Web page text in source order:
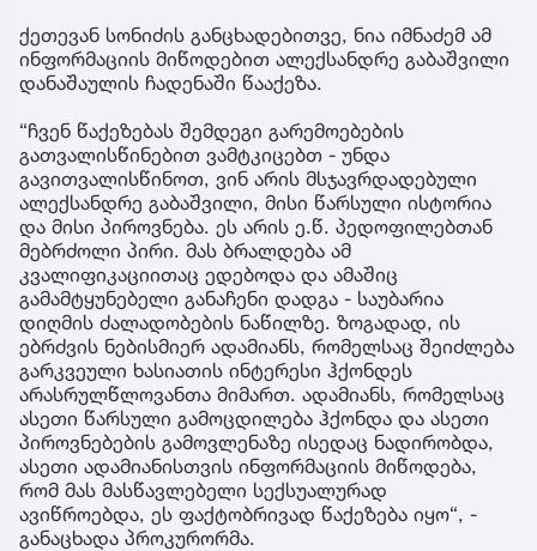
ქეთევან სონიძის განცხადებითვე, ნია იმნაძემ ამ
ინფორმაციის მიწოდებით ალექსანდრე გაბაშვილი
დანაშაულის ჩადენაში წააქეზა.
“ჩვენ წაქეზებას შემდეგი გარემოებების
გათვალისწინებით ვამტკიცებთ - უნდა
გავითვალისწინოთ, ვინ არის მსჯავრდადებული
ალექსანდრე გაბაშვილი, მისი წარსული ისტორია
და მისი პიროვნება. ეს არის ე.წ. პედოფილებთან
მებრძოლი პირი. მას ბრალდება ამ
კვალიფიკაციითაც ედებოდა და ამაშიც
გამამტყუნებელი განაჩენი დადგა - საუბარია
დიღმის ძალადობების ნაწილზე. ზოგადად, ის
ებრძვის ნებისმიერ ადამიანს, რომელსაც შეიძლება
გარკვეული ხასიათის ინტერესი ჰქონდეს
არასრულწლოვანთა მიმართ. ადამიანს, რომელსაც
ასეთი წარსული გამოცდილება ჰქონდა და ასეთი
პიროვნებების გამოვლენაზე ისედაც ნადირობდა,
ასეთი ადამიანისთვის ინფორმაციის მიწოდება,
რომ მას მასწავლებელი სექსუალურად
ავიწროებდა, ეს ფაქტობრივად წაქეზება იყო“, -
განაცხადა პროკურორმა.